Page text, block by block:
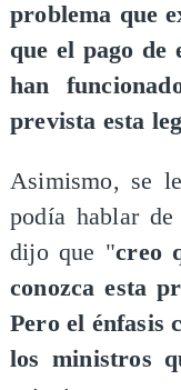
problema que
que el pago de
han
prevista esta
Asimismo, se
podía hablar
dijo que "creo
conozca esta
Pero el énfasis
los ministros